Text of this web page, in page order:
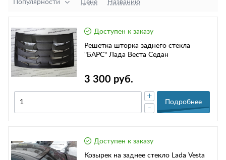
Популярности Цене Названию
Доступен к заказу
Решетка шторка заднего стекла
"БАРС" Лада Веста Седан
3 300 руб.
-
+
Подробнее
Доступен к заказу
Козырек на заднее стекло Lada Vesta